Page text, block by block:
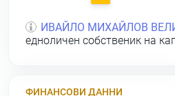
ИВАЙЛО МИХАЙЛОВ
едноличен собственик на
ФИНАНСОВИ ДАННИ